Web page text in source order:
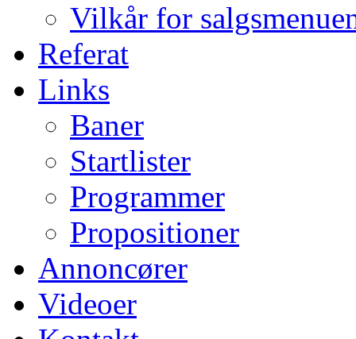
Vilkår for
Referat
Links
Baner
Startlister
Programmer
Propositioner
Annoncører
Videoer